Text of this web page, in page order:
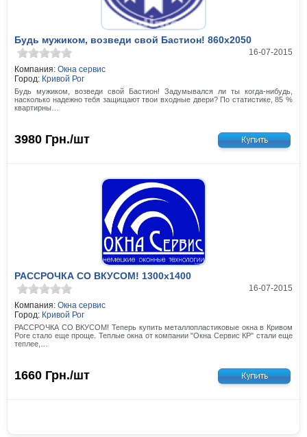
Будь мужиком, возведи свой Бастион! 860x2050
16-07-2015
Компания: Окна сервис
Город: Кривой Рог
Будь мужиком, возведи свой Бастион! Задумывался ли ты когда-нибудь,
насколько надежно тебя защищают твои входные двери? По статистике, 85 %
квартирны…
3980 Грн./шт
РАССРОЧКА СО ВКУСОМ! 1300x1400
16-07-2015
Компания: Окна сервис
Город: Кривой Рог
РАССРОЧКА СО ВКУСОМ! Теперь купить металлопластиковые окна в Кривом
Роге стало еще проще. Теплые окна от компании "Окна Сервис КР" стали еще
теплее,…
1660 Грн./шт